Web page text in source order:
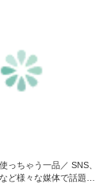
っちゃう一品／ SNS、
ど様々な媒体で話題の